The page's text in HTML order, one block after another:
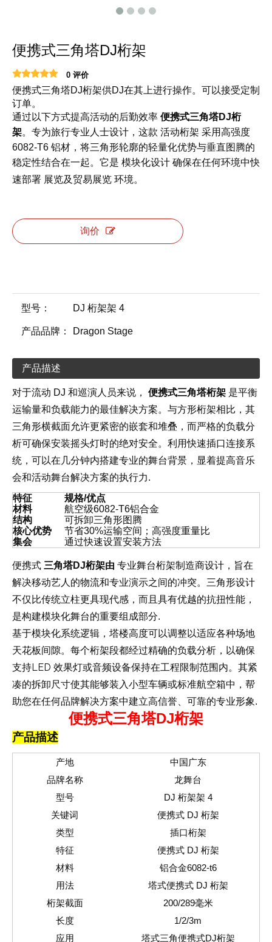
便携式三角塔DJ桁架
0 评价
便携式三角塔DJ桁架供DJ在其上进行操作。可以接受定制
订单。
通过以下方式提高活动的后勤效率 便携式三角塔DJ桁
架。专为旅行专业人士设计，这款 活动桁架 采用高强度
6082-T6 铝材，将三角形轮廓的轻量化优势与垂直图腾的
稳定性结合在一起。它是 模块化设计 确保在任何环境中快
速部署 展览及贸易展览 环境。
询价
型号： DJ 桁架架 4
产品品牌： Dragon Stage
产品描述
对于流动 DJ 和巡演人员来说， 便携式三角塔桁架 是平衡
运输量和负载能力的最佳解决方案。与方形桁架相比，其
三角形横截面允许更紧密的嵌套和堆叠，而严格的负载分
析可确保安装摇头灯时的绝对安全。利用快速插口连接系
统 ，可以在几分钟内搭建专业的舞台背景，显着提高音乐
会和活动舞台解决方案的执行力.
特征
规格/优点
材料
航空级6082-T6铝合金
结构
可拆卸三角形图腾
核心优势
节省30%运输空间；高强度重量比
集会
通过快速设置安装方法
便携式 三角塔DJ桁架由 专业舞台桁架制造商设计， 旨在
解决移动艺人的物流和专业演示之间的冲突。三角形设计
不仅比传统立柱更具现代感，而且具有优越的抗扭性能，
是构建模块化舞台的重要组成部分.
基于模块化系统逻辑 ，塔楼高度可以调整以适应各种场地
天花板间隙。每个桁架段都经过精确的负载分析 ，以确保
支持LED 效果灯或音频设备保持在工程限制范围内。其紧
凑的拆卸尺寸使其能够装入小型车辆或标准航空箱中，帮
助您在任何品牌解决方案中建立高信誉、可靠的专业形象.
便携式三角塔DJ桁架
产品描述
产地
中国广东
品牌名称
龙舞台
型号
DJ 桁架架 4
关键词
便携式 DJ 桁架
类型
插口桁架
特征
便携式 DJ 桁架
材料
铝合金6082-t6
用法
塔式便携式 DJ 桁架
桁架截面
200/289毫米
长度
1/2/3m
应用
塔式三角便携式DJ桁架